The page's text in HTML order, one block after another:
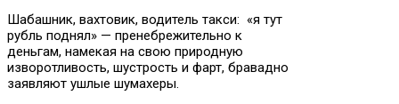
Шабашник, вахтовик, водитель такси: «я тут
рубль поднял» — пренебрежительно к
деньгам, намекая на свою природную
изворотливость, шустрость и фарт, бравадно
заявляют ушлые шумахеры.